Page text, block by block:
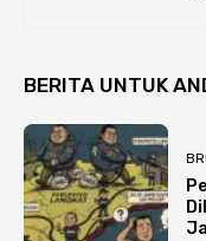
BERITA UNTUK